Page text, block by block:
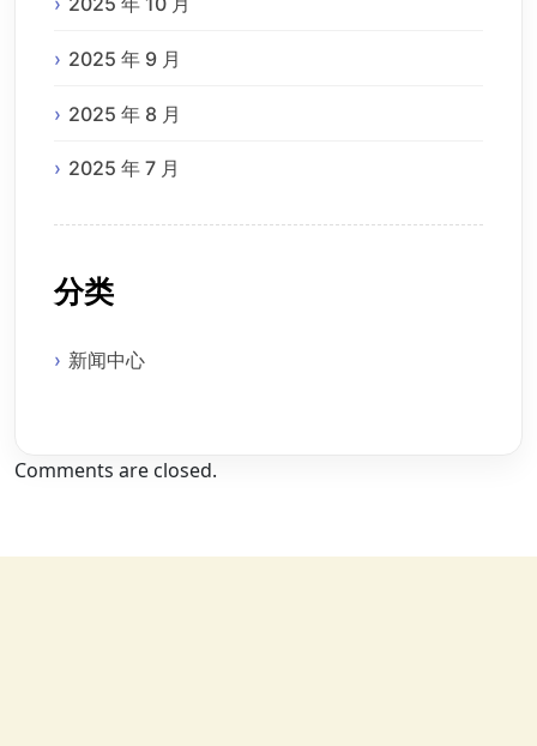
2025 年 9 月
2025 年 8 月
2025 年 7 月
分类
新闻中心
Comments are closed.